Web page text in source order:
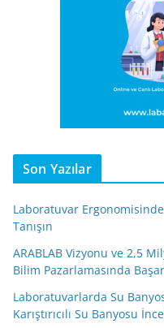
Son Yazılar
Laboratuvar
Tanışın
ARABLAB Vizyonu ve 2,5
Bilim Pazarlamasında
Laboratuvarlarda Su
Karıştırıcılı Su Banyosu